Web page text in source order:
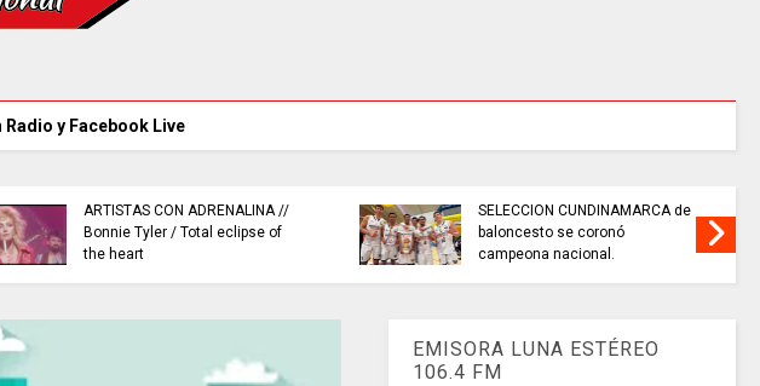
Radio y Facebook Live
ARTISTAS CON ADRENALINA //
Bonnie Tyler / Total eclipse of
the heart
SELECCIÓN CUNDINAMARCA de
baloncesto se coronó
campeona nacional.
EMISORA LUNA ESTÉREO
106.4 FM